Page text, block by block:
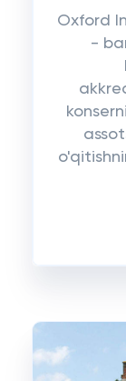
Oxford
-